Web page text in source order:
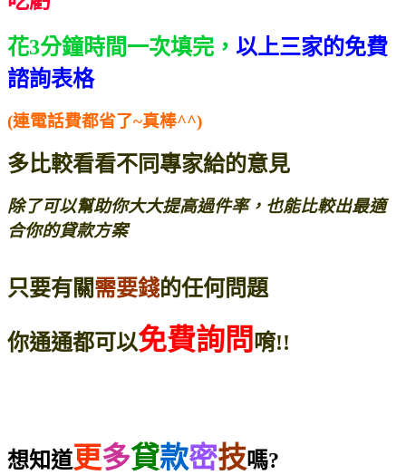
花3分鐘時間一次填完， 以上三家的免費
諮詢表格
(連電話費都省了~真棒^^)
多比較看看不同專家給的意見
除了可以幫助你大大提高過件率， 也能比較出最適
合你的貸款方案
只要有關需要錢的任何問題
你通通都可以免費詢問 唷!!
想知道更多貸款密技嗎?